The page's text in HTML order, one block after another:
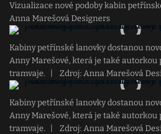
Vizualizace nové podoby kabin
Anna Marešová Designers
Kabiny petřínské lanovky dostanou
Anny Marešové, která je také autorkou
tramvaje.
Zdroj: Anna Marešová
Kabiny petřínské lanovky dostanou
Anny Marešové, která je také autorkou
tramvaje.
Zdroj: Anna Marešová